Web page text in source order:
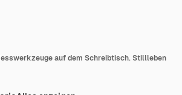
auf dem Schreibtisch. Stillleben